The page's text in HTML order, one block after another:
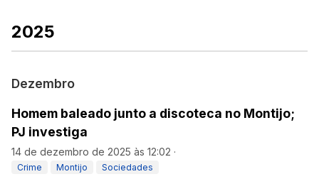
2025
Dezembro
Homem baleado junto a discoteca no Montijo;
PJ investiga
14 de dezembro de 2025 às 12:02 ·
Crime Montijo Sociedades